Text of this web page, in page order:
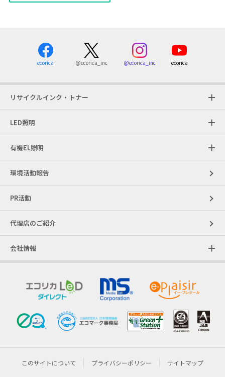
ecorica @ecorica_inc @ecorica_inc ecorica
リサイクルインク・トナー
LED照明
有機EL照明
環境活動報告
PR活動
代理店のご紹介
会社情報
このサイトについて プライバシーポリシー サイトマップ